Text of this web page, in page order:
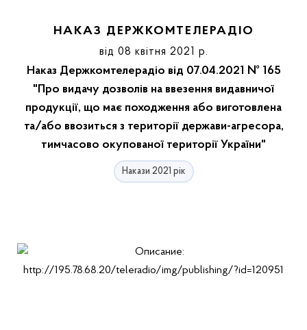
НАКАЗ ДЕРЖКОМТЕЛЕРАДІО
від 08 квітня 2021 р.
Наказ Держкомтелерадіо від 07.04.2021 № 165
"Про видачу дозволів на ввезення видавничої
продукції, що має походження або виготовлена
та/або ввозиться з території держави-агресора,
тимчасово окупованої території України"
Накази 2021 рік